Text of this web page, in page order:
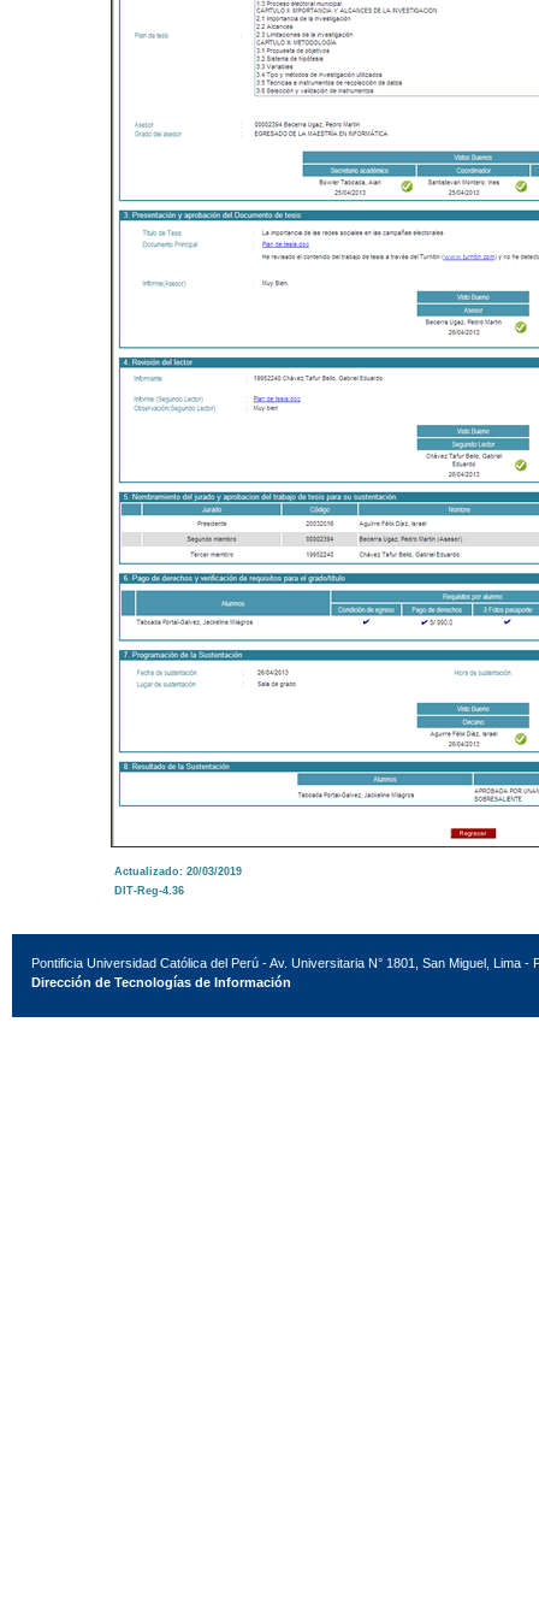
Actualizado: 20/03/2019
DIT-Reg-4.36
Pontificia Universidad Católica del Perú - Av. Universitaria N° 1801, San Miguel, Lima -
Dirección de Tecnologías de Información